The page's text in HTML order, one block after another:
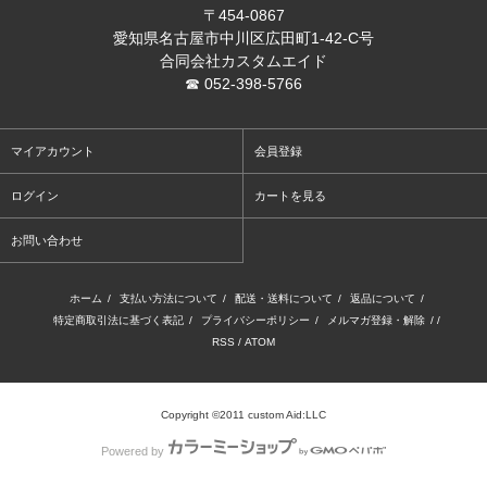
〒454-0867
愛知県名古屋市中川区広田町1-42-C号
合同会社カスタムエイド
☎ 052-398-5766
マイアカウント 会員登録
ログイン カートを見る
お問い合わせ
ホーム / 支払い方法について / 配送・送料について / 返品について /
特定商取引法に基づく表記 / プライバシーポリシー / メルマガ登録・解除 / /
RSS / ATOM
Copyright ©2011 custom Aid:LLC
Powered by